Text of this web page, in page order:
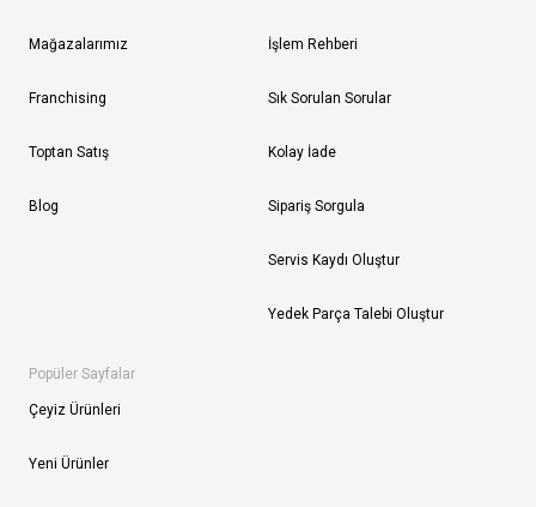
Mağazalarımız
Franchising
Toptan Satış
Blog
İşlem Rehberi
Sık Sorulan Sorular
Kolay İade
Sipariş Sorgula
Servis Kaydı Oluştur
Yedek Parça Talebi Oluştur
Popüler Sayfalar
Çeyiz Ürünleri
Yeni Ürünler